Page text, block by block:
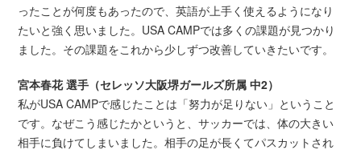
ったことが何度もあったので、英語が上手く使えるようになり
たいと強く思いました。USA CAMPでは多くの課題が見つかり
ました。その課題をこれから少しずつ改善していきたいです。
宮本春花 選手（セレッソ大阪堺ガールズ所属 中2）
私がUSA CAMPで感じたことは「努力が足りない」ということ
です。なぜこう感じたかというと、サッカーでは、体の大きい
相手に負けてしまいました。相手の足が長くてパスカットされ